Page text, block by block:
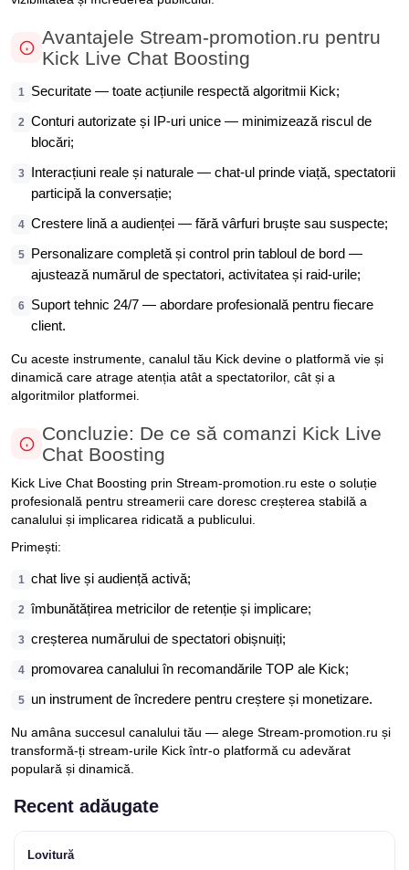
Avantajele Stream-promotion.ru pentru
Kick Live Chat Boosting
1 Securitate — toate acțiunile respectă algoritmii Kick;
2 Conturi autorizate și IP-uri unice — minimizează riscul de
blocări;
3
Interacțiuni reale și naturale — chat-ul prinde viață, spectatorii
participă la conversație;
4 Crestere lină a audienței — fără vârfuri bruște sau suspecte;
5
Personalizare completă și control prin tabloul de bord —
ajustează numărul de spectatori, activitatea și raid-urile;
6
Suport tehnic 24/7 — abordare profesională pentru fiecare
client.
Cu aceste instrumente, canalul tău Kick devine o platformă vie și
dinamică care atrage atenția atât a spectatorilor, cât și a
algoritmilor platformei.
Concluzie: De ce să comanzi Kick Live
Chat Boosting
Kick Live Chat Boosting prin Stream-promotion.ru este o soluție
profesională pentru streamerii care doresc creșterea stabilă a
canalului și implicarea ridicată a publicului.
Primești:
1 chat live și audiență activă;
2 îmbunătățirea metricilor de retenție și implicare;
3 creșterea numărului de spectatori obișnuiți;
4 promovarea canalului în recomandările TOP ale Kick;
5 un instrument de încredere pentru creștere și monetizare.
Nu amâna succesul canalului tău — alege Stream-promotion.ru și
transformă-ți stream-urile Kick într-o platformă cu adevărat
populară și dinamică.
Recent adăugate
Lovitură